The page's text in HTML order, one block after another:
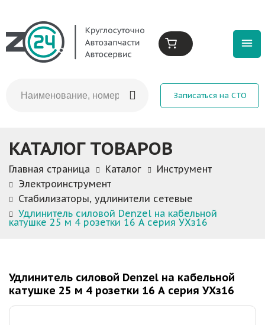
Записаться на СТО
КАТАЛОГ ТОВАРОВ
Главная страница Каталог
Инструмент
Электроинструмент
Стабилизаторы, удлинители сетевые
Удлинитель силовой Denzel на кабельной
катушке 25 м 4 розетки 16 А серия УХз16
Удлинитель силовой Denzel на кабельной
катушке 25 м 4 розетки 16 А серия УХз16